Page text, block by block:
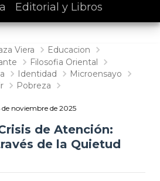
Editorial y Libros
Viera
Educacion
Filosofia Oriental
Identidad
Microensayo
Pobreza
de noviembre de 2025
de Atención:
de la Quietud